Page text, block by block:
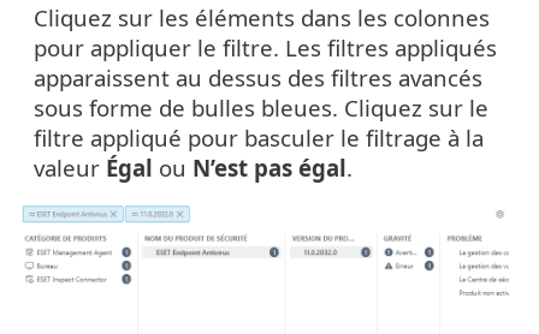
Cliquez sur les éléments dans les colonnes
pour appliquer le filtre. Les filtres appliqués
apparaissent au dessus des filtres avancés
sous forme de bulles bleues. Cliquez sur le
filtre appliqué pour basculer le filtrage à la
valeur Égal ou N’est pas égal.